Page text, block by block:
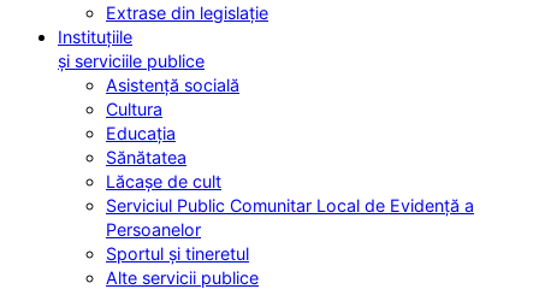
Extrase din legislație
Instituțiile
și serviciile publice
Asistență socială
Cultura
Educația
Sănătatea
Lăcașe de cult
Serviciul Public Comunitar Local de Evidență a
Persoanelor
Sportul și tineretul
Alte servicii publice